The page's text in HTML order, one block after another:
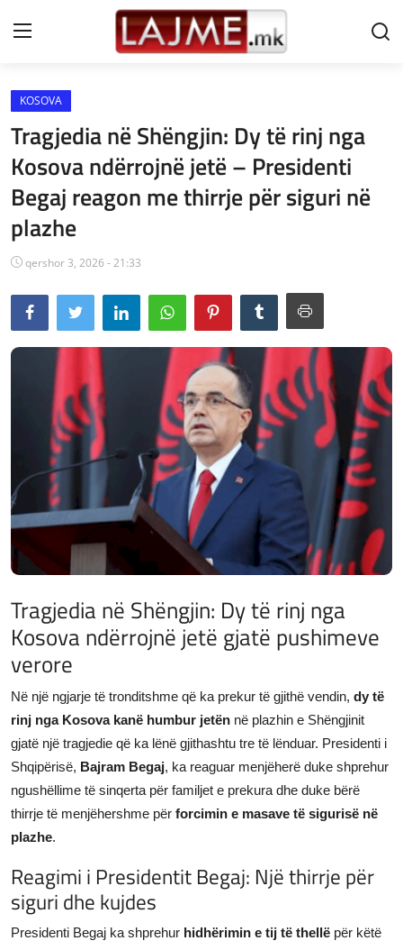
Shtëpi
LAJME MAQEDONI
SHQIPERI
KOSOVA
LAJME NGA BOTA
SHOWBIZ
SPORT
SHENDETI
Gallery
Shqip
KOSOVA
Tragjedia në Shëngjin: Dy të rinj nga
Kosova ndërrojnë jetë – Presidenti
Begaj reagon me thirrje për siguri në
plazhe
qershor 3, 2026 - 21:33
Tragjedia në Shëngjin: Dy të rinj nga
Kosova ndërrojnë jetë gjatë pushimeve
verore
Në një ngjarje të tronditshme që ka prekur të gjithë vendin, dy të
rinj nga Kosova kanë humbur jetën në plazhin e Shëngjinit
gjatë një tragjedie që ka lënë gjithashtu tre të lënduar. Presidenti i
Shqipërisë, Bajram Begaj, ka reaguar menjëherë duke shprehur
ngushëllime të sinqerta për familjet e prekura dhe duke bërë
thirrje të menjëhershme për forcimin e masave të sigurisë në
plazhe.
Reagimi i Presidentit Begaj: Një thirrje për
siguri dhe kujdes
Presidenti Begaj ka shprehur hidhërimin e tij të thellë për këtë